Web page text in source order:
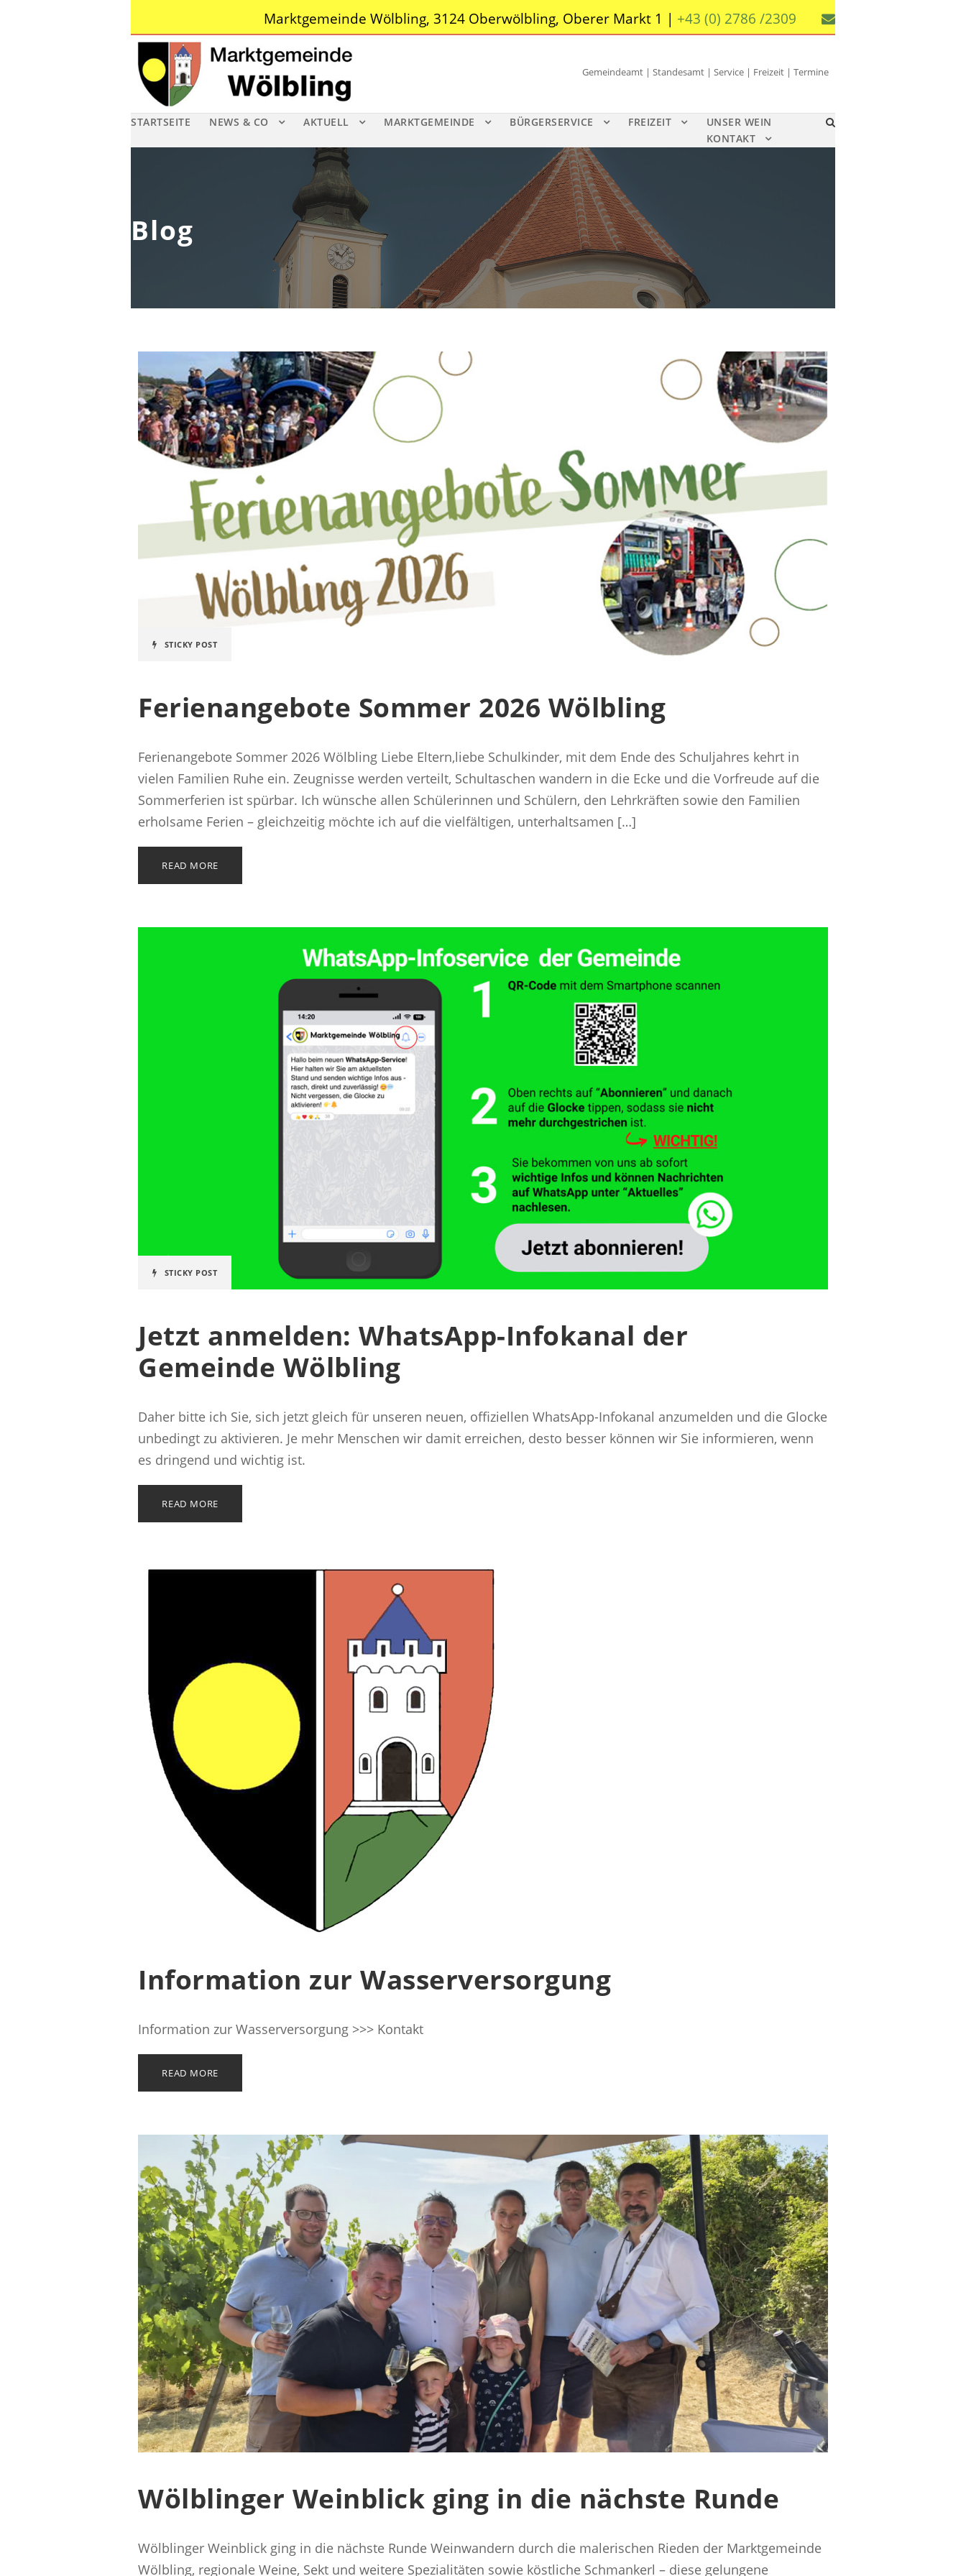
Marktgemeinde Wölbling, 3124 Oberwölbling, Oberer Markt 1 | +43 (0) 2786 /2309
Gemeindeamt | Standesamt | Service | Freizeit | Termine
STARTSEITE NEWS & CO AKTUELL MARKTGEMEINDE BÜRGERSERVICE FREIZEIT
UNSER WEIN
KONTAKT
Blog
STICKY POST
Ferienangebote Sommer 2026 Wölbling
Ferienangebote Sommer 2026 Wölbling Liebe Eltern,liebe Schulkinder, mit dem Ende des Schuljahres kehrt in
vielen Familien Ruhe ein. Zeugnisse werden verteilt, Schultaschen wandern in die Ecke und die Vorfreude auf die
Sommerferien ist spürbar. Ich wünsche allen Schülerinnen und Schülern, den Lehrkräften sowie den Familien
erholsame Ferien – gleichzeitig möchte ich auf die vielfältigen, unterhaltsamen […]
READ MORE
STICKY POST
Jetzt anmelden: WhatsApp-Infokanal der
Gemeinde Wölbling
Daher bitte ich Sie, sich jetzt gleich für unseren neuen, offiziellen WhatsApp-Infokanal anzumelden und die Glocke
unbedingt zu aktivieren. Je mehr Menschen wir damit erreichen, desto besser können wir Sie informieren, wenn
es dringend und wichtig ist.
READ MORE
Information zur Wasserversorgung
Information zur Wasserversorgung >>> Kontakt
READ MORE
Wölblinger Weinblick ging in die nächste Runde
Wölblinger Weinblick ging in die nächste Runde Weinwandern durch die malerischen Rieden der Marktgemeinde
Wölbling, regionale Weine, Sekt und weitere Spezialitäten sowie köstliche Schmankerl – diese gelungene